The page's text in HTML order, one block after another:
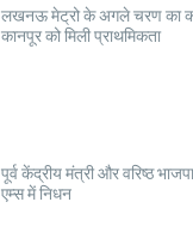
लखनऊ मेट्रो के अगले चरण का
कानपूर को मिली प्राथमिकता
पूर्व केंद्रीय मंत्री और वरिष्ठ
एम्स में निधन